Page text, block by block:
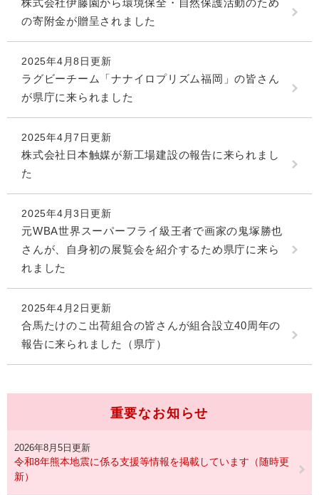
株式会社伊藤園から環境保全・自然保護活動のため
の寄附金が贈呈されました
2025年4月8日更新
ラグビーチーム「ナナイロプリズム福岡」の皆さん
が県庁に来られました
2025年4月7日更新
株式会社日本触媒が新工場建設の報告に来られまし
た
2025年4月3日更新
元WBA世界スーパーフライ級王者で画家の鬼塚勝也
さんが、自身初の展覧会を紹介するため県庁に来ら
れました
2025年4月2日更新
合馬たけのこ出荷組合の皆さんが組合設立40周年の
報告に来られました（県庁）
重要なお知らせ
2026年8月5日更新
令和8年熊本地震に係る支援等情報を掲載しています（随時更
新）